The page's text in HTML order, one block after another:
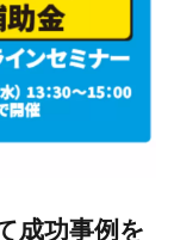
成功事例を